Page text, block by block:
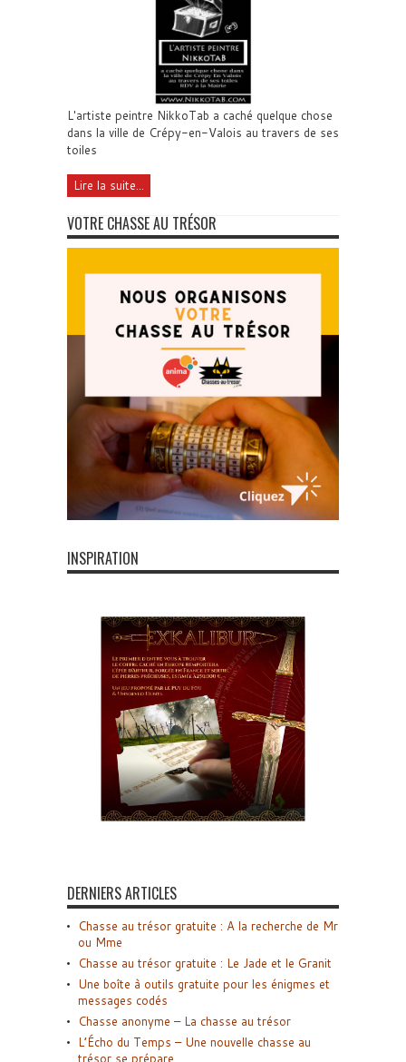
L'artiste peintre NikkoTab a caché quelque chose
dans la ville de Crépy-en-Valois au travers de ses
toiles
Lire la suite...
VOTRE CHASSE AU TRÉSOR
INSPIRATION
DERNIERS ARTICLES
Chasse au trésor gratuite : A la recherche de Mr
ou Mme
Chasse au trésor gratuite : Le Jade et le Granit
Une boîte à outils gratuite pour les énigmes et
messages codés
Chasse anonyme – La chasse au trésor
L’Écho du Temps – Une nouvelle chasse au
trésor se prépare